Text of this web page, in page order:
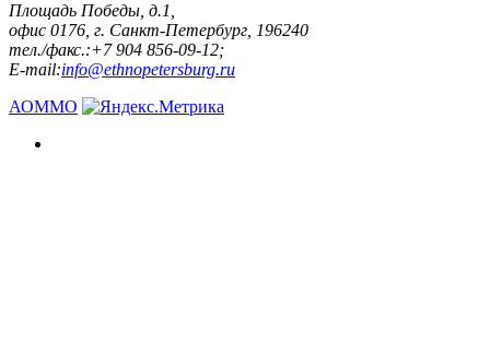
Площадь Победы, д.1,
офис 0176, г. Санкт-Петербург, 196240
тел./факс.:+7 904 856-09-12;
E-mail:info@ethnopetersburg.ru
АОММО